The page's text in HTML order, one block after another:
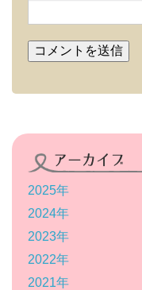
アーカイブ
2025年
2024年
2023年
2022年
2021年